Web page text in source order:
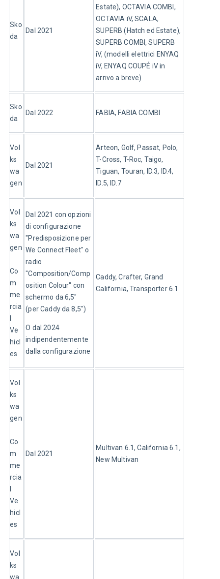
Sko
da
Dal 2021
Estate), OCTAVIA COMBI,
OCTAVIA iV, SCALA,
SUPERB (Hatch ed Estate),
SUPERB COMBI, SUPERB
iV, (modelli elettrici ENYAQ
iV, ENYAQ COUPÉ iV in
arrivo a breve)
Sko
da
Dal 2022 FABIA, FABIA COMBI
Vol
ks
wa
gen
Dal 2021
Arteon, Golf, Passat, Polo,
T-Cross, T-Roc, Taigo,
Tiguan, Touran, ID.3, ID.4,
ID.5, ID.7
Vol
ks
wa
gen
Co
m
me
rcia
Ve
hicl
es
Dal 2021 con opzioni
di configurazione
"Predisposizione per
We Connect Fleet" o
radio
"Composition/Comp
osition Colour" con
schermo da 6,5"
(per Caddy da 8,5")
O dal 2024
indipendentemente
dalla configurazione
Caddy, Crafter, Grand
California, Transporter 6.1
Vol
ks
wa
gen
Co
m
me
rcia
Ve
hicl
es
Dal 2021
Multivan 6.1, California 6.1,
New Multivan
Vol
ks
wa